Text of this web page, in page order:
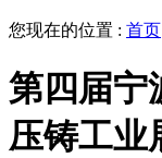
您现在的位置 : 首页
第四届宁
压铸工业